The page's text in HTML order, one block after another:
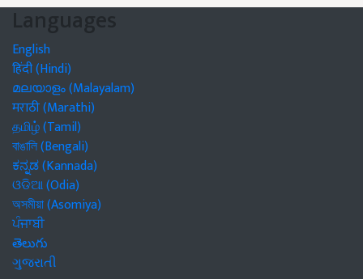
Languages
English
हिंदी (Hindi)
മലയാളം (Malayalam)
मराठी (Marathi)
தமிழ் (Tamil)
বাঙালি (Bengali)
ಕನ್ನಡ (Kannada)
ଓଡିଆ (Odia)
অসমীয়া (Asomiya)
ਪੰਜਾਬੀ
తెలుగు
ગુજરાતી